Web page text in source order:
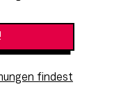
findest